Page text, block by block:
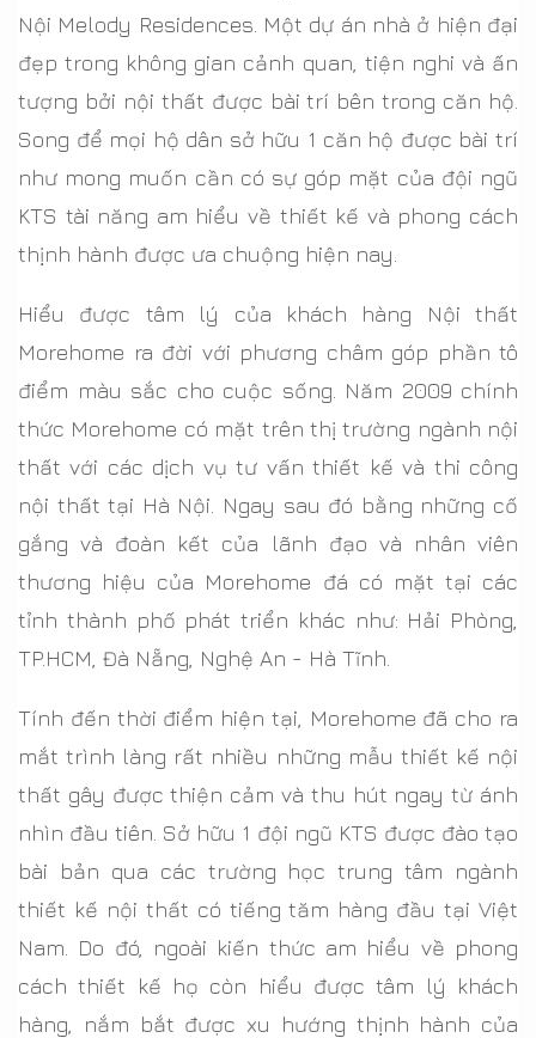
Nội Melody Residences. Một dự án nhà ở hiện đại
đẹp trong không gian cảnh quan, tiện nghi và ấn
tượng bởi nội thất được bài trí bên trong căn hộ.
Song để mọi hộ dân sở hữu 1 căn hộ được bài trí
như mong muốn cần có sự góp mặt của đội ngũ
KTS tài năng am hiểu về thiết kế và phong cách
thịnh hành được ưa chuộng hiện nay.
Hiểu được tâm lý của khách hàng Nội thất
Morehome ra đời với phương châm góp phần tô
điểm màu sắc cho cuộc sống. Năm 2009 chính
thức Morehome có mặt trên thị trường ngành nội
thất với các dịch vụ tư vấn thiết kế và thi công
nội thất tại Hà Nội. Ngay sau đó bằng những cố
gắng và đoàn kết của lãnh đạo và nhân viên
thương hiệu của Morehome đá có mặt tại các
tỉnh thành phố phát triển khác như: Hải Phòng,
TP.HCM, Đà Nẵng, Nghệ An - Hà Tĩnh.
Tính đến thời điểm hiện tại, Morehome đã cho ra
mắt trình làng rất nhiều những mẫu thiết kế nội
thất gây được thiện cảm và thu hút ngay từ ánh
nhìn đầu tiên. Sở hữu 1 đội ngũ KTS được đào tạo
bài bản qua các trường học trung tâm ngành
thiết kế nội thất có tiếng tăm hàng đầu tại Việt
Nam. Do đó, ngoài kiến thức am hiểu về phong
cách thiết kế họ còn hiểu được tâm lý khách
hàng, nắm bắt được xu hướng thịnh hành của